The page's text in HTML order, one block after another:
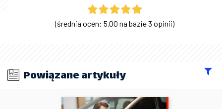
(średnia ocen: 5.00 na bazie 3 opinii)
Powiązane artykuły